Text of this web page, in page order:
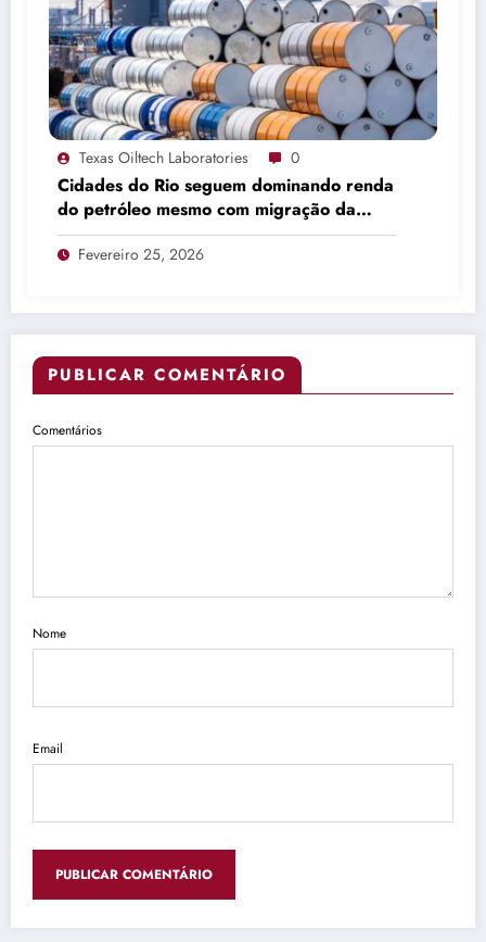
Texas Oiltech Laboratories 0
Cidades do Rio seguem dominando renda
do petróleo mesmo com migração da
produção
Fevereiro 25, 2026
PUBLICAR COMENTÁRIO
Comentários
Nome
Email